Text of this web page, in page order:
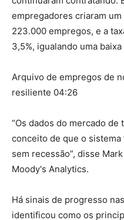
empregadores criaram
223.000 empregos, e a
3,5%, igualando uma
Arquivo de empregos de
resiliente 04:26
“Os dados do mercado
conceito de que o
sem recessão”, disse
Moody's Analytics.
Há sinais de progresso
identificou como os